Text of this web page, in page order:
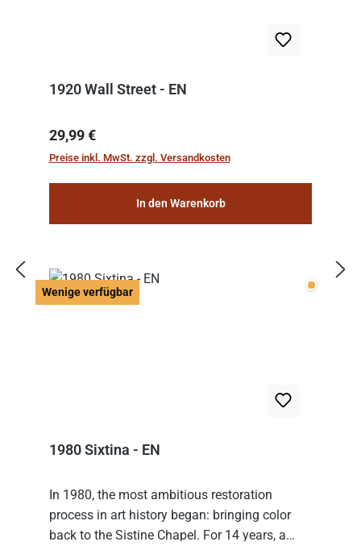
1920 Wall Street - EN
Regulärer Preis:
29,99 €
Preise inkl. MwSt. zzgl. Versandkosten
In den Warenkorb
Wenige verfügbar Wenige
1980 Sixtina - EN
In 1980, the most ambitious restoration
process in art history began: bringing color
back to the Sistine Chapel. For 14 years, a